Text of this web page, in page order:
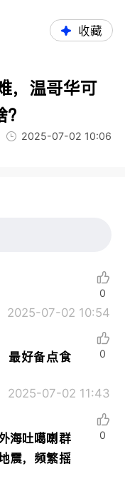
收藏
，温哥华可
2025-07-02 10:06
2025-07-02 10:54
0
最好备点食
2025-07-02 11:43
0
海吐噶喇群
震，频繁摇
0